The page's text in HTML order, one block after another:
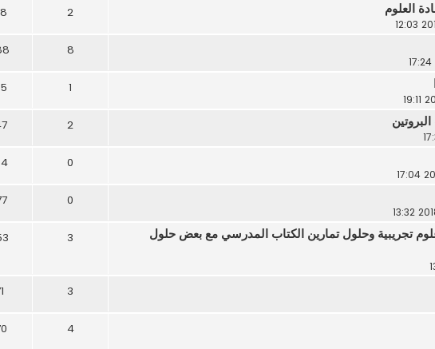
العلوم 2
8
1
2
0
0
علوم طبيعية 3 ثانوي علوم تجريبية وحلول تمارين الكتاب المدرسي مع بعض حلول
3
3
4